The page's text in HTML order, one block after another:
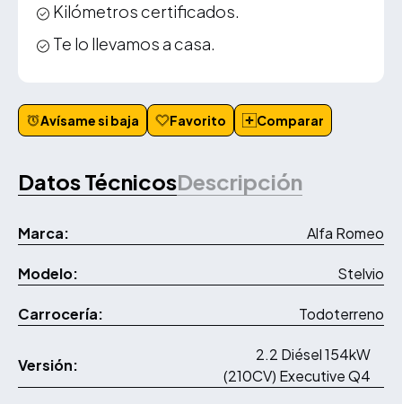
Kilómetros certificados.
Te lo llevamos a casa.
Avísame si baja Favorito Comparar
Datos TécnicosDescripción
Marca: Alfa Romeo
Modelo: Stelvio
Carrocería: Todoterreno
Versión:
2.2 Diésel 154kW
(210CV) Executive Q4